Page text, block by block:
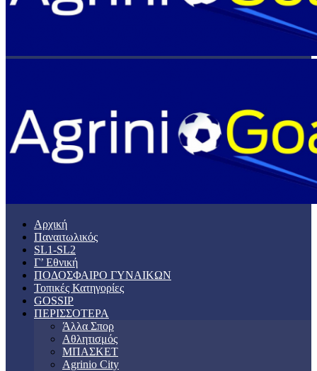
Αρχική
Παναιτωλικός
SL1-SL2
Γ’ Εθνική
ΠΟΔΟΣΦΑΙΡΟ ΓΥΝΑΙΚΩΝ
Τοπικές Κατηγορίες
GOSSIP
ΠΕΡΙΣΣΟΤΕΡΑ
Άλλα Σπορ
Αθλητισμός
ΜΠΑΣΚΕΤ
Agrinio City